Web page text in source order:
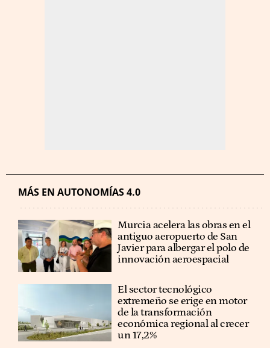
MÁS EN AUTONOMÍAS 4.0
Murcia acelera las obras en el
antiguo aeropuerto de San
Javier para albergar el polo de
innovación aeroespacial
El sector tecnológico
extremeño se erige en motor
de la transformación
económica regional al crecer
un 17,2%